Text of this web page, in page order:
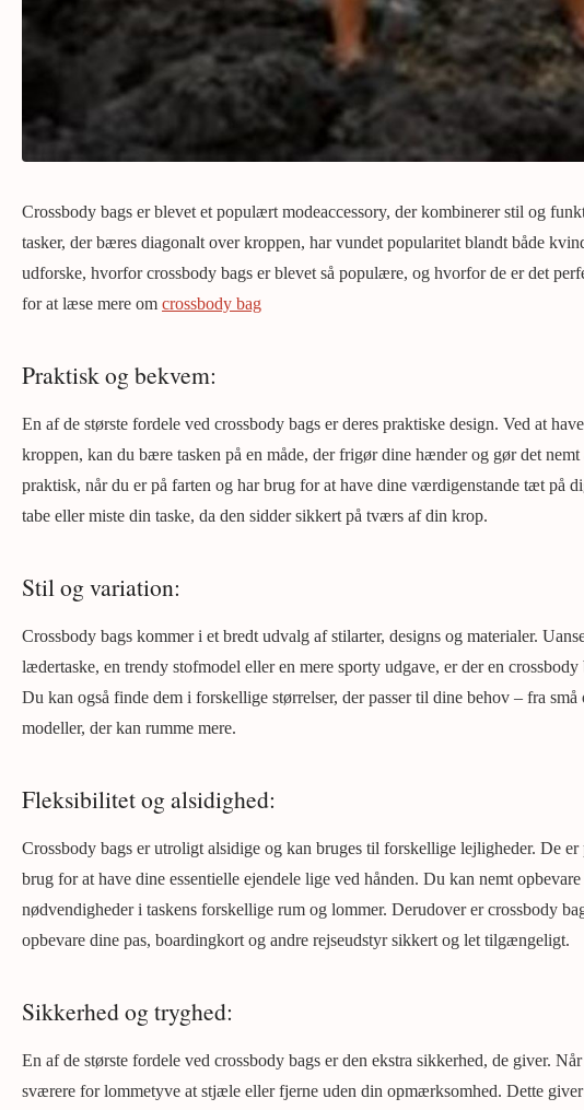
Crossbody bags er blevet et populært modeaccessory, der kombinerer stil og
tasker, der bæres diagonalt over kroppen, har vundet popularitet blandt både
udforske, hvorfor crossbody bags er blevet så populære, og hvorfor de er det
for at læse mere om crossbody bag
Praktisk og bekvem:
En af de største fordele ved crossbody bags er deres praktiske design. Ved at
kroppen, kan du bære tasken på en måde, der frigør dine hænder og gør det
praktisk, når du er på farten og har brug for at have dine værdigenstande tæt på
tabe eller miste din taske, da den sidder sikkert på tværs af din krop.
Stil og variation:
Crossbody bags kommer i et bredt udvalg af stilarter, designs og materialer.
lædertaske, en trendy stofmodel eller en mere sporty udgave, er der en
Du kan også finde dem i forskellige størrelser, der passer til dine behov – fra
modeller, der kan rumme mere.
Fleksibilitet og alsidighed:
Crossbody bags er utroligt alsidige og kan bruges til forskellige lejligheder. De
brug for at have dine essentielle ejendele lige ved hånden. Du kan nemt
nødvendigheder i taskens forskellige rum og lommer. Derudover er crossbody
opbevare dine pas, boardingkort og andre rejseudstyr sikkert og let tilgængeligt.
Sikkerhed og tryghed:
En af de største fordele ved crossbody bags er den ekstra sikkerhed, de giver.
sværere for lommetyve at stjæle eller fjerne uden din opmærksomhed. Dette